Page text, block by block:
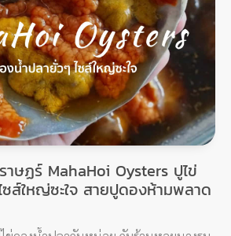
าษฏร์ MahaHoi Oysters ปูไข่
ส์ใหญ่ซะใจ สายปูดองห้ามพลาด